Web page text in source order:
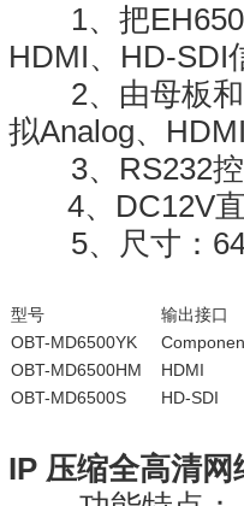
1、把EH6500
HDMI、HD-SDI
2、由母板和
拟Analog、
3、RS232控
4、DC12V直
5、尺寸：
型号
输出接口
OBT-MD6500YK
OBT-MD6500HM
HDMI
OBT-MD6500S
HD-SDI
IP 压缩全高清